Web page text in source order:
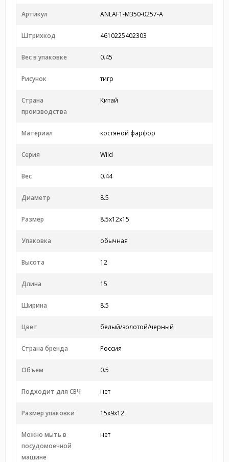
Артикул ANLAF1-M350-0257-A
Штрихкод 4610225402303
Вес в упаковке 0.45
Рисунок тигр
Страна
производства
Китай
Материал костяной фарфор
Серия Wild
Вес 0.44
Диаметр 8.5
Размер 8.5x12x15
Упаковка обычная
Высота 12
Длина 15
Ширина 8.5
Цвет белый/золотой/черный
Страна бренда Россия
Объем 0.5
Подходит для СВЧ нет
Размер упаковки 15x9x12
Можно мыть в
посудомоечной
машине
нет